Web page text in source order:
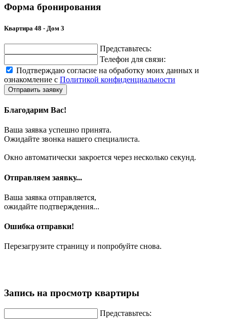
Форма бронирования
Квартира 48 - Дом 3
Представьтесь:
Телефон для связи:
Подтверждаю согласие на обработку моих данных и
ознакомление с Политикой конфиденциальности
Отправить заявку
Благодарим Вас!
Ваша заявка успешно принята.
Ожидайте звонка нашего специалиста.
Окно автоматически закроется через несколько секунд.
Отправляем заявку...
Ваша заявка отправляется,
ожидайте подтверждения...
Ошибка отправки!
Перезагрузите страницу и попробуйте снова.
Запись на просмотр квартиры
Представьтесь: